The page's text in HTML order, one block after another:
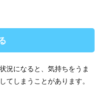
況になると、気持ちをうま
てしまうことがあります。